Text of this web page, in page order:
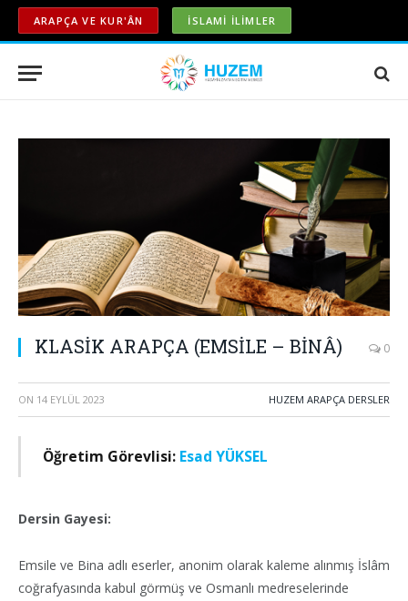
ARAPÇA VE KUR'ÂN İSLAMİ İLİMLER
KLASİK ARAPÇA (EMSİLE – BİNÂ) 0
ON 14 EYLÜL 2023 HUZEM ARAPÇA DERSLER
Öğretim Görevlisi: Esad YÜKSEL
Dersin Gayesi:
Emsile ve Bina adlı eserler, anonim olarak kaleme alınmış İslâm
coğrafyasında kabul görmüş ve Osmanlı medreselerinde